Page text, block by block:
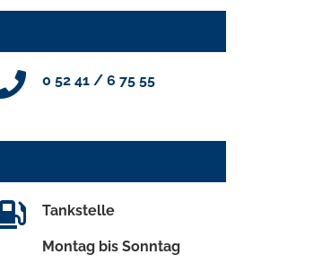
0 52 41 / 6 75 55
Tankstelle
Montag bis Sonntag